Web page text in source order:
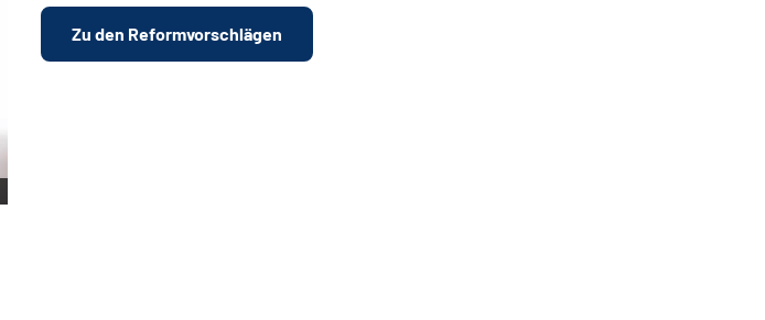
Zu den Reformvorschlägen